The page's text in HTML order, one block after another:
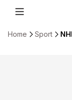
Home Sport